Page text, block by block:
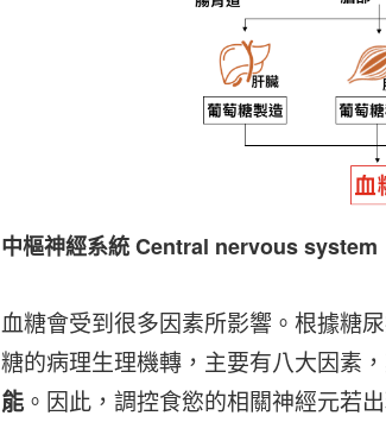
中樞神經系統 Central nervous system
血糖會受到很多因素所影響。根據糖
糖的病理生理機轉，主要有八大因素
能 。因此，調控食慾的相關神經元若